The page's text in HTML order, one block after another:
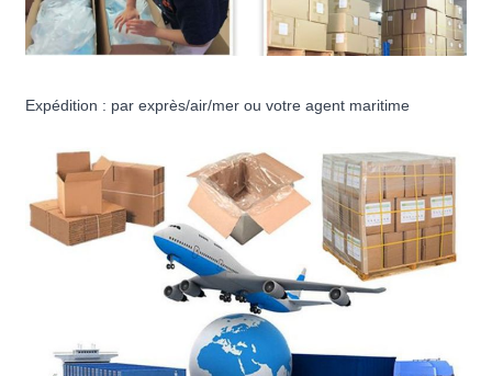
Expédition : par exprès/air/mer ou votre agent maritime